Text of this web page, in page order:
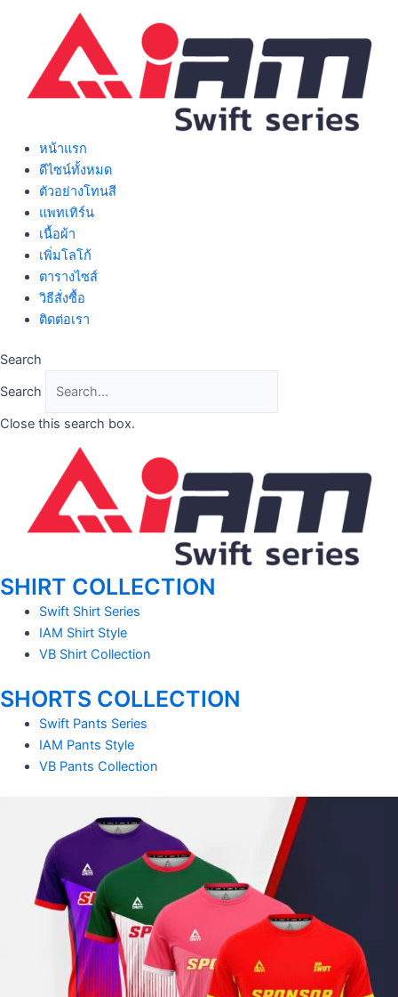
หน้าแรก
ดีไซน์ทั้งหมด
ตัวอย่างโทนสี
แพทเทิร์น
เนื้อผ้า
เพิ่มโลโก้
ตารางไซส์
วิธีสั่งซื้อ
ติดต่อเรา
Search
Search
Close this search box.
SHIRT COLLECTION
Swift Shirt Series
IAM Shirt Style
VB Shirt Collection
SHORTS COLLECTION
Swift Pants Series
IAM Pants Style
VB Pants Collection